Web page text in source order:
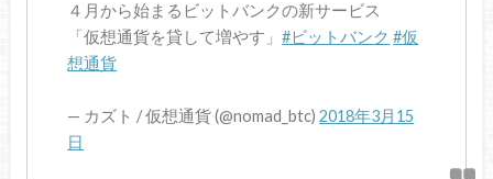
４月から始まるビットバンクの新サービス
「仮想通貨を貸して増やす」#ビットバンク #仮
想通貨
— カズト / 仮想通貨 (@nomad_btc)2018年3月15
日